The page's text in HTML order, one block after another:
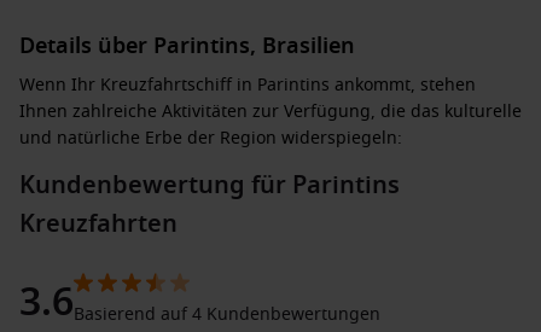
Details über Parintins, Brasilien
Wenn Ihr Kreuzfahrtschiff in Parintins ankommt, stehen
Ihnen zahlreiche Aktivitäten zur Verfügung, die das kulturelle
und natürliche Erbe der Region widerspiegeln:
Besuch des Festa do Boi Bumbá: Wenn Sie während des
Festes ankommen, haben Sie die Möglichkeit, an dieser
Rhythmen, beeindruckende Kostüme und spektakuläre
Aufführungen.
Kundenbewertung für Parintins
Kreuzfahrten
3.6Basierend auf 4 Kundenbewertungen